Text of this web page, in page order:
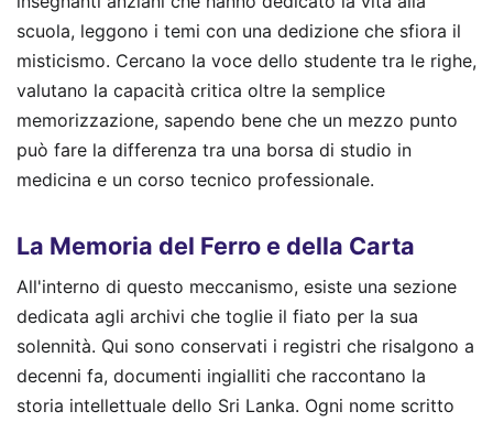
scuola, leggono i temi con una dedizione che sfiora il
misticismo. Cercano la voce dello studente tra le righe,
valutano la capacità critica oltre la semplice
memorizzazione, sapendo bene che un mezzo punto
può fare la differenza tra una borsa di studio in
medicina e un corso tecnico professionale.
La Memoria del Ferro e della Carta
All'interno di questo meccanismo, esiste una sezione
dedicata agli archivi che toglie il fiato per la sua
solennità. Qui sono conservati i registri che risalgono a
decenni fa, documenti ingialliti che raccontano la
storia intellettuale dello Sri Lanka. Ogni nome scritto